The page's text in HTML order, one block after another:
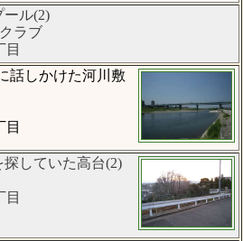
ル(2)
ラブ
目
話しかけた河川敷
目
していた高台(2)
目